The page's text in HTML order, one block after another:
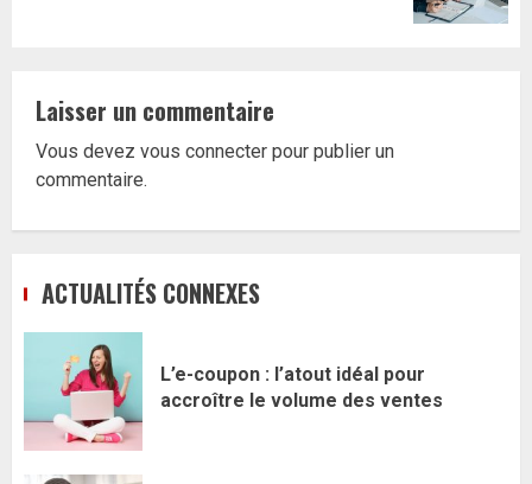
Laisser un commentaire
Vous devez vous connecter pour publier un
commentaire.
ACTUALITÉS CONNEXES
L’e-coupon : l’atout idéal pour
accroître le volume des ventes